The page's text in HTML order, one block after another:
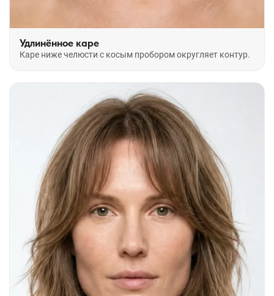
Удлинённое каре
Каре ниже челюсти с косым пробором округляет контур.